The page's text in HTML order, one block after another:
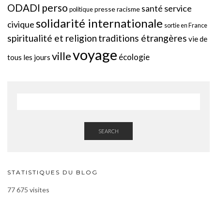
ODADI perso politiquepresseracisme santé service
civiquesolidarité internationale sortie en France
spiritualité et religion traditions étrangères vie de
tous les jours villevoyage écologie
SEARCH
STATISTIQUES DU BLOG
77 675 visites